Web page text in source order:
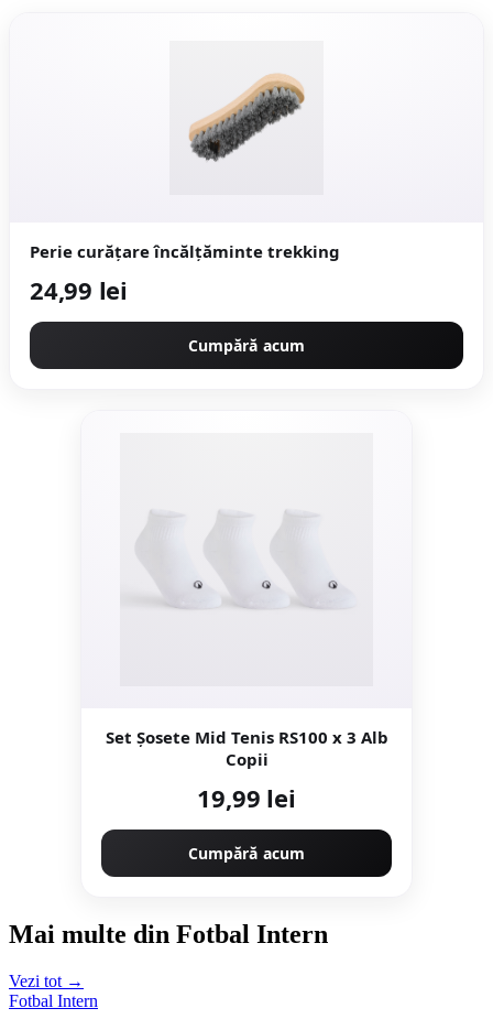
Perie curățare încălțăminte trekking
24,99 lei
Cumpără acum
Set Şosete Mid Tenis RS100 x 3 Alb
Copii
19,99 lei
Cumpără acum
Mai multe din Fotbal Intern
Vezi tot →
Fotbal Intern